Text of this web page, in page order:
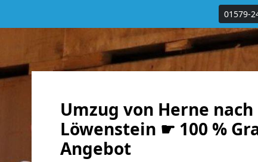
01579-
Umzug von Herne nach
Löwenstein ☛ 100 %
Angebot